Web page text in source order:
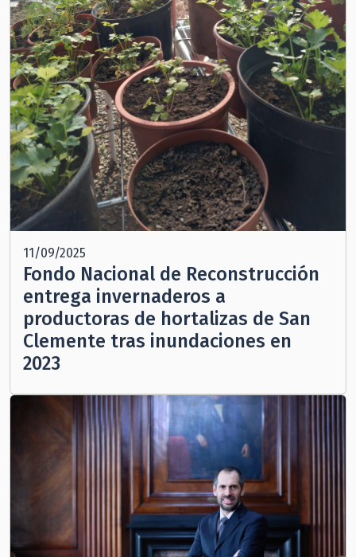
11/09/2025
Fondo Nacional de Reconstrucción
entrega invernaderos a
productoras de hortalizas de San
Clemente tras inundaciones en
2023